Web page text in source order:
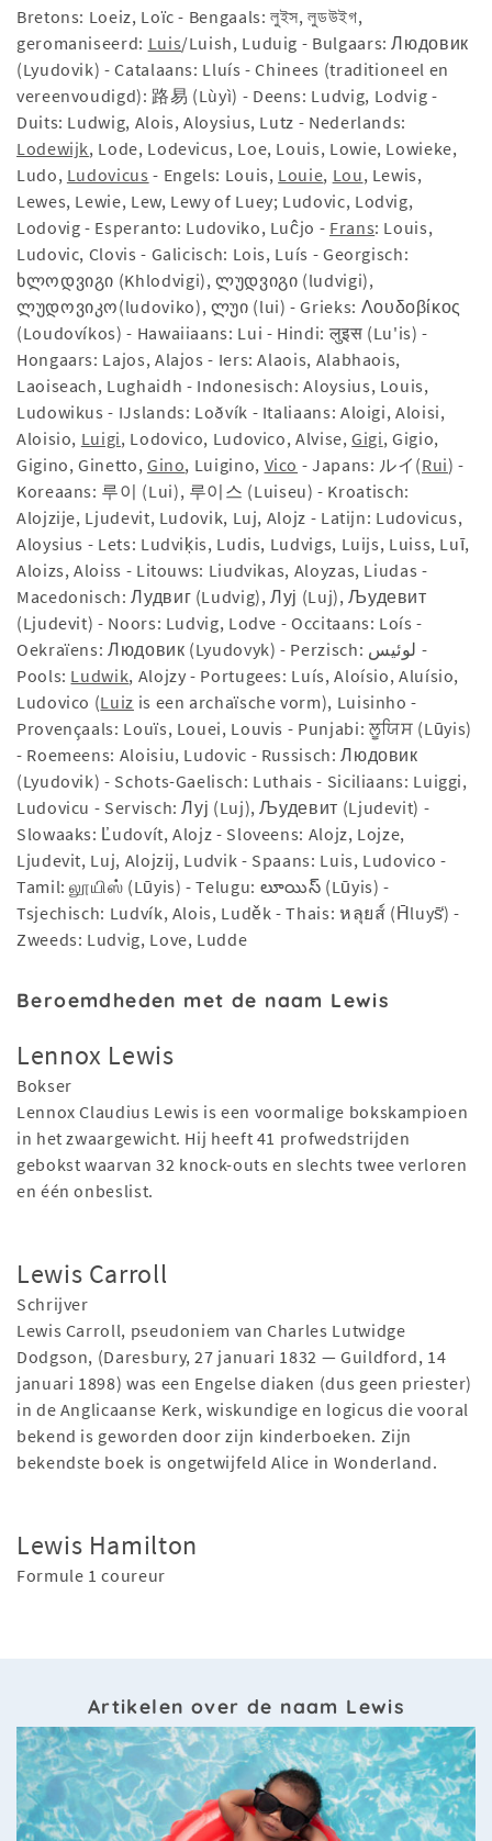
Bretons: Loeiz, Loïc - Bengaals: লুইস, লুডউইগ,
geromaniseerd: Luis/Luish, Luduig - Bulgaars: Людовик
(Lyudovik) - Catalaans: Lluís - Chinees (traditioneel en
vereenvoudigd): 路易 (Lùyì) - Deens: Ludvig, Lodvig -
Duits: Ludwig, Alois, Aloysius, Lutz - Nederlands:
Lodewijk, Lode, Lodevicus, Loe, Louis, Lowie, Lowieke,
Ludo, Ludovicus - Engels: Louis, Louie, Lou, Lewis,
Lewes, Lewie, Lew, Lewy of Luey; Ludovic, Lodvig,
Lodovig - Esperanto: Ludoviko, Luĉjo - Frans: Louis,
Ludovic, Clovis - Galicisch: Lois, Luís - Georgisch:
ხლოდვიგი (Khlodvigi), ლუდვიგი (ludvigi),
ლუდოვიკო(ludoviko), ლუი (lui) - Grieks: Λουδοβίκος
(Loudovíkos) - Hawaiiaans: Lui - Hindi: लुइस (Lu'is) -
Hongaars: Lajos, Alajos - Iers: Alaois, Alabhaois,
Laoiseach, Lughaidh - Indonesisch: Aloysius, Louis,
Ludowikus - IJslands: Loðvík - Italiaans: Aloigi, Aloisi,
Aloisio, Luigi, Lodovico, Ludovico, Alvise,Gigi, Gigio,
Gigino, Ginetto, Gino, Luigino, Vico - Japans: ルイ(Rui) -
Koreaans: 루이 (Lui), 루이스 (Luiseu) - Kroatisch:
Alojzije, Ljudevit, Ludovik, Luj, Alojz - Latijn: Ludovicus,
Aloysius - Lets: Ludviķis, Ludis, Ludvigs, Luijs, Luiss, Luī,
Aloizs, Aloiss - Litouws: Liudvikas, Aloyzas, Liudas -
Macedonisch: Лудвиг (Ludvig), Луј (Luj), Људевит
(Ljudevit) - Noors: Ludvig, Lodve - Occitaans: Loís -
Oekraïens: Людовик (Lyudovyk) - Perzisch: لوئیس -
Pools: Ludwik, Alojzy - Portugees: Luís, Aloísio, Aluísio,
Ludovico (Luiz is een archaïsche vorm), Luisinho -
Provençaals: Louïs, Louei, Louvis - Punjabi: ਲੂਯਿਸ (Lūyis)
- Roemeens: Aloisiu, Ludovic - Russisch: Людовик
(Lyudovik) - Schots-Gaelisch: Luthais - Siciliaans: Luiggi,
Ludovicu - Servisch: Луј (Luj), Људевит (Ljudevit) -
Slowaaks: Ľudovít, Alojz - Sloveens: Alojz, Lojze,
Ljudevit, Luj, Alojzij, Ludvik - Spaans: Luis, Ludovico -
Tamil: லூயிஸ் (Lūyis) - Telugu: లూయిస్ (Lūyis) -
Tsjechisch: Ludvík, Alois, Luděk - Thais: หลุยส์ (H̄luys̄̒) -
Zweeds: Ludvig, Love, Ludde
Beroemdheden met de naam Lewis
Lennox Lewis
Bokser
Lennox Claudius Lewis is een voormalige bokskampioen
in het zwaargewicht. Hij heeft 41 profwedstrijden
gebokst waarvan 32 knock-outs en slechts twee verloren
en één onbeslist.
Lewis Carroll
Schrijver
Lewis Carroll, pseudoniem van Charles Lutwidge
Dodgson, (Daresbury, 27 januari 1832 — Guildford, 14
januari 1898) was een Engelse diaken (dus geen priester)
in de Anglicaanse Kerk, wiskundige en logicus die vooral
bekend is geworden door zijn kinderboeken. Zijn
bekendste boek is ongetwijfeld Alice in Wonderland.
Lewis Hamilton
Formule 1 coureur
Artikelen over de naam Lewis